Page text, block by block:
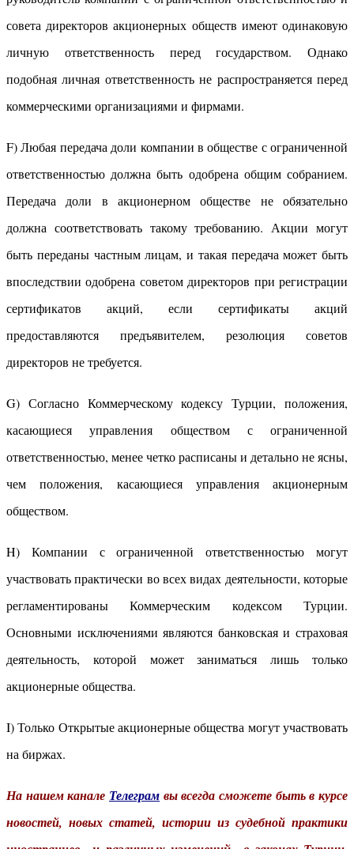
совета директоров акционерных обществ имеют одинаковую
личную ответственность перед государством. Однако
подобная личная ответственность не распространяется перед
коммерческими организациями и фирмами.
F) Любая передача доли компании в обществе с ограниченной
ответственностью должна быть одобрена общим собранием.
Передача доли в акционерном обществе не обязательно
должна соответствовать такому требованию. Акции могут
быть переданы частным лицам, и такая передача может быть
впоследствии одобрена советом директоров при регистрации
сертификатов акций, если сертификаты акций
предоставляются предъявителем, резолюция советов
директоров не требуется.
G) Согласно Коммерческому кодексу Турции, положения,
касающиеся управления обществом с ограниченной
ответственностью, менее четко расписаны и детально не ясны,
чем положения, касающиеся управления акционерным
обществом.
H) Компании с ограниченной ответственностью могут
участвовать практически во всех видах деятельности, которые
регламентированы Коммерческим кодексом Турции.
Основными исключениями являются банковская и страховая
деятельность, которой может заниматься лишь только
акционерные общества.
I) Только Открытые акционерные общества могут участвовать
на биржах.
На нашем канале Телеграм вы всегда сможете быть в курсе
новостей, новых статей, истории из судебной практики